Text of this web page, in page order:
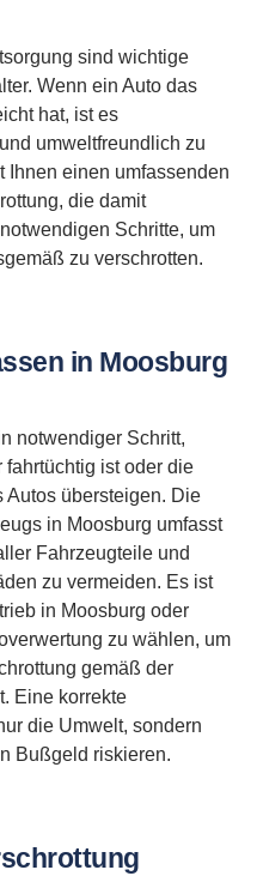
sind wichtige
Wenn ein Auto das
hat, ist es
umweltfreundlich zu
Ihnen einen umfassenden
die damit
Schritte, um
zu verschrotten.
in Moosburg
notwendiger Schritt,
ist oder die
Autos übersteigen. Die
in Moosburg umfasst
Fahrzeugteile und
zu vermeiden. Es ist
in Moosburg oder
zu wählen, um
gemäß der
Eine korrekte
die Umwelt, sondern
Bußgeld riskieren.